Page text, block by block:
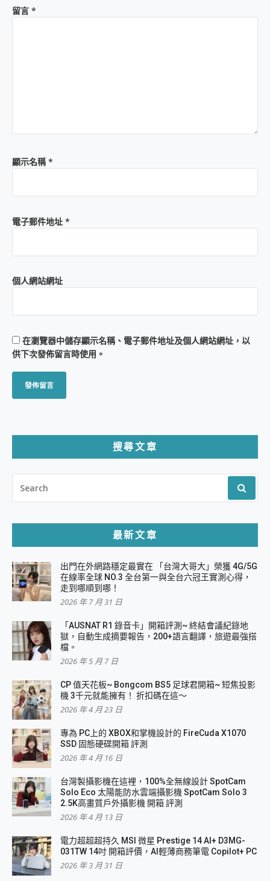
留言 *
顯示名稱*
電子郵件地址 *
個人網站網址
在瀏覽器中儲存顯示名稱、電子郵件地址及個人網站網址，以
供下次發佈留言時使用。
搜尋文章
FOR:
最新文章
出門在外網路穩定最實在 「台灣大哥大」榮獲 4G/5G
在線率全球 NO.3 全台第一與全台六冠王實測心得，
走到哪順到哪！
2026 年 7 月 31 日
「AUSNAT R1 錄音卡」開箱評測~ 終結會議紀錄地
獄，自動生成摘要報告，200+語言翻譯，旅遊最強搭
檔。
2026 年 5 月 7 日
CP 值天花板~ Bongcom BS5 足球君開箱~ 短焦投影
機 3千元就能擁有！ 折扣碼在這～
2026 年 4 月 23 日
專為 PC上的 XBOX和掌機設計的 FireCuda X1070
SSD 固態硬碟開箱 評測
2026 年 4 月 16 日
台灣製攝影機在這裡，100%全無線設計 SpotCam
Solo Eco 太陽能防水雲端攝影機 SpotCam Solo 3
2.5K高畫質戶外攝影機 開箱 評測
2026 年 4 月 13 日
電力超超超持久 MSI 微星 Prestige 14 AI+ D3MG-
031TW 14吋 開箱評價，AI輕薄商務筆電 Copilot+ PC
2026 年 3 月 31 日